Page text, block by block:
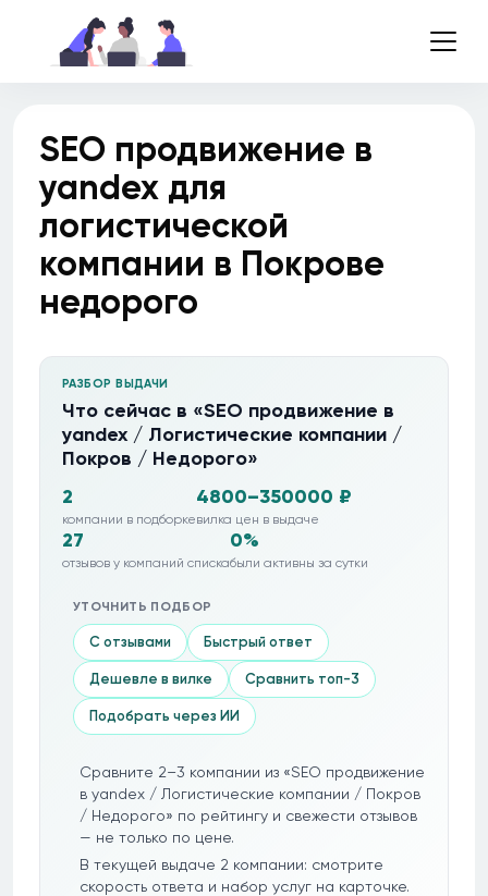
SEO продвижение в
yandex для
логистической
компании в Покрове
недорого
РАЗБОР ВЫДАЧИ
Что сейчас в «SEO продвижение в
yandex / Логистические компании /
Покров / Недорого»
2
компании в подборке
4800–350000 ₽
вилка цен в выдаче
27
отзывов у компаний списка
0%
были активны за сутки
УТОЧНИТЬ ПОДБОР
С отзывами Быстрый ответ
Дешевле в вилке Сравнить топ-3
Подобрать через ИИ
Сравните 2–3 компании из «SEO продвижение
в yandex / Логистические компании / Покров
/ Недорого» по рейтингу и свежести отзывов
— не только по цене.
В текущей выдаче 2 компании: смотрите
скорость ответа и набор услуг на карточке.